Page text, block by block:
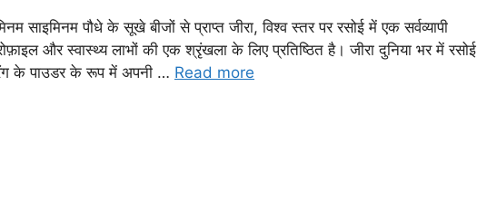
पौधे के सूखे बीजों से प्राप्त जीरा, विश्व स्तर पर रसोई में एक सर्वव्यापी
और स्वास्थ्य लाभों की एक श्रृंखला के लिए प्रतिष्ठित है। जीरा दुनिया भर में रसोई
के पाउडर के रूप में अपनी … Read more